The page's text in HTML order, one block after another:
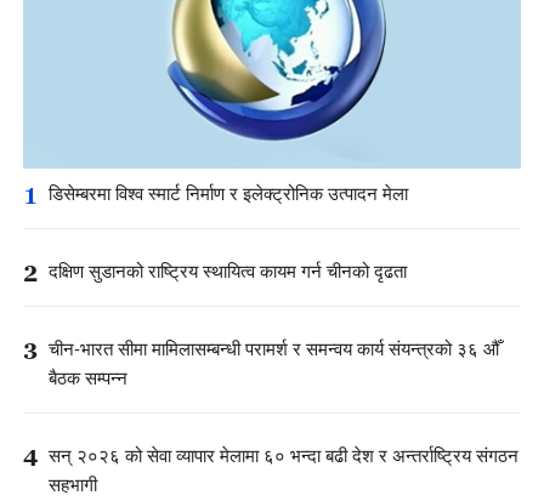
1 डिसेम्बरमा विश्व स्मार्ट निर्माण र इलेक्ट्रोनिक उत्पादन मेला
2 दक्षिण सुडानको राष्ट्रिय स्थायित्व कायम गर्न चीनको दृढता
3 चीन-भारत सीमा मामिलासम्बन्धी परामर्श र समन्वय कार्य संयन्त्रको ३६ औँ
बैठक सम्पन्न
4 सन् २०२६ को सेवा व्यापार मेलामा ६० भन्दा बढी देश र अन्तर्राष्ट्रिय संगठन
सहभागी